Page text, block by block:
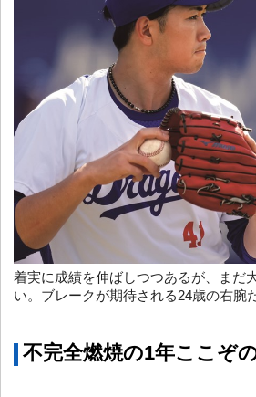
着実に成績を伸ばしつつあるが、まだ
い。ブレークが期待される24歳の右腕
不完全燃焼の1年ここぞ